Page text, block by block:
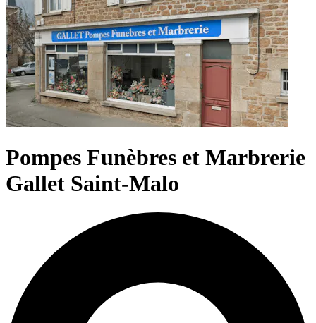
Pompes Funèbres et Marbrerie
Gallet Saint-Malo